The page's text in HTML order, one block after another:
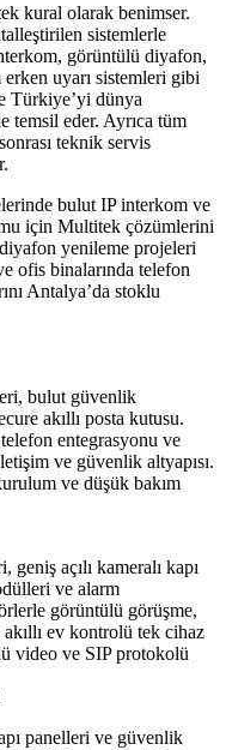
kural olarak benimser.
sistemlerle
görüntülü diyafon,
erken uyarı sistemleri gibi
Türkiye’yi dünya
temsil eder. Ayrıca tüm
teknik servis
bulut IP interkom ve
için Multitek çözümlerini
yenileme projeleri
ofis binalarında telefon
Antalya’da stoklu
bulut güvenlik
akıllı posta kutusu.
entegrasyonu ve
ve güvenlik altyapısı.
ve düşük bakım
açılı kameralı kapı
ve alarm
görüntülü görüşme,
ev kontrolü tek cihaz
video ve SIP protokolü
panelleri ve güvenlik